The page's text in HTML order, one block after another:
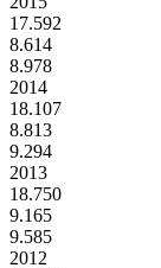
17.592
8.614
8.978
2014
18.107
8.813
9.294
2013
18.750
9.165
9.585
2012